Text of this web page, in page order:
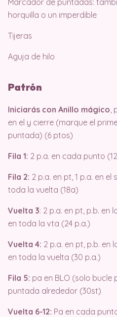
Marcador de puntadas:
horquilla o un imperdible
Tijeras
Aguja de hilo
Patrón
Iniciarás con Anillo mágico,
en el y cierre (marque el
puntada) (6 ptos)
Fila 1: 2 p.a. en cada punto
Fila 2: 2 p.a. en pt, 1 p.a. en
toda la vuelta (18a)
Vuelta 3: 2 p.a. en pt, p.b. en
en toda la vta (24 p.a.)
Vuelta 4: 2 p.a. en pt, p.b. en
en toda la vuelta (30 p.a.)
Fila 5: pa en BLO (solo
puntada alrededor (30st)
Vuelta 6-12: Pa en cada